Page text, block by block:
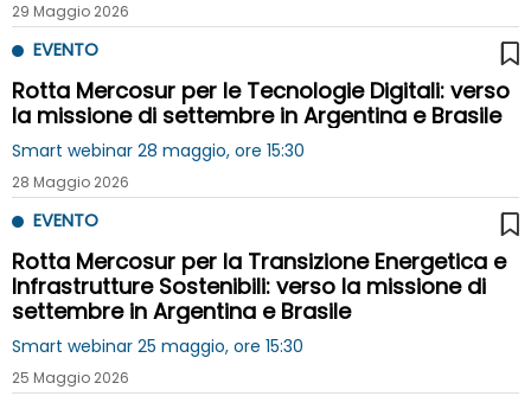
29 Maggio 2026
EVENTO
Rotta Mercosur per le Tecnologie Digitali: verso
la missione di settembre in Argentina e Brasile
Smart webinar 28 maggio, ore 15:30
28 Maggio 2026
EVENTO
Rotta Mercosur per la Transizione Energetica e
Infrastrutture Sostenibili: verso la missione di
settembre in Argentina e Brasile
Smart webinar 25 maggio, ore 15:30
25 Maggio 2026